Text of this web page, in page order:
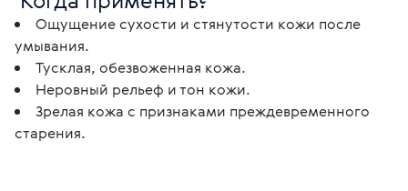
Ощущение сухости и стянутости кожи после
умывания.
Тусклая, обезвоженная кожа.
Неровный рельеф и тон кожи.
Зрелая кожа с признаками преждевременного
старения.